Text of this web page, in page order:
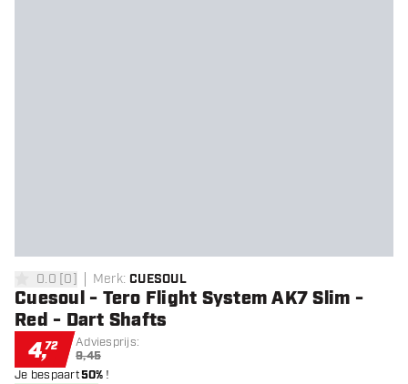
0 score sterren
0.0 [0] Merk: CUESOUL
Cuesoul - Tero Flight System AK7 Slim -
Red - Dart Shafts
4,72 Adviesprijs:
9,45
Je bespaart50% !